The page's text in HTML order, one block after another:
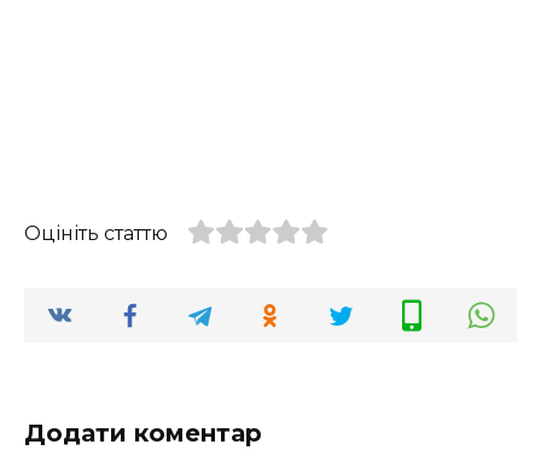
Оцініть статтю
Додати коментар